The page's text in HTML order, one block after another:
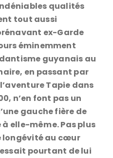
qualités
tout aussi
ex-Garde
éminemment
guyanais au
en passant par
Tapie dans
n’en font pas un
gauche fière de
elle-même. Pas plus
longévité au cœur
pourtant de lui